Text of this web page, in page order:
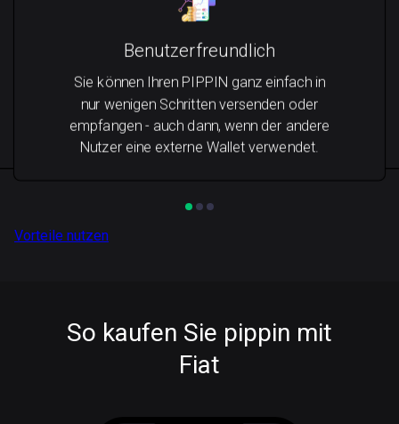
Benutzerfreundlich
Sie können Ihren PIPPIN ganz einfach in
nur wenigen Schritten versenden oder
empfangen - auch dann, wenn der andere
Nutzer eine externe Wallet verwendet.
Vorteile nutzen
So kaufen Sie pippin mit
Fiat